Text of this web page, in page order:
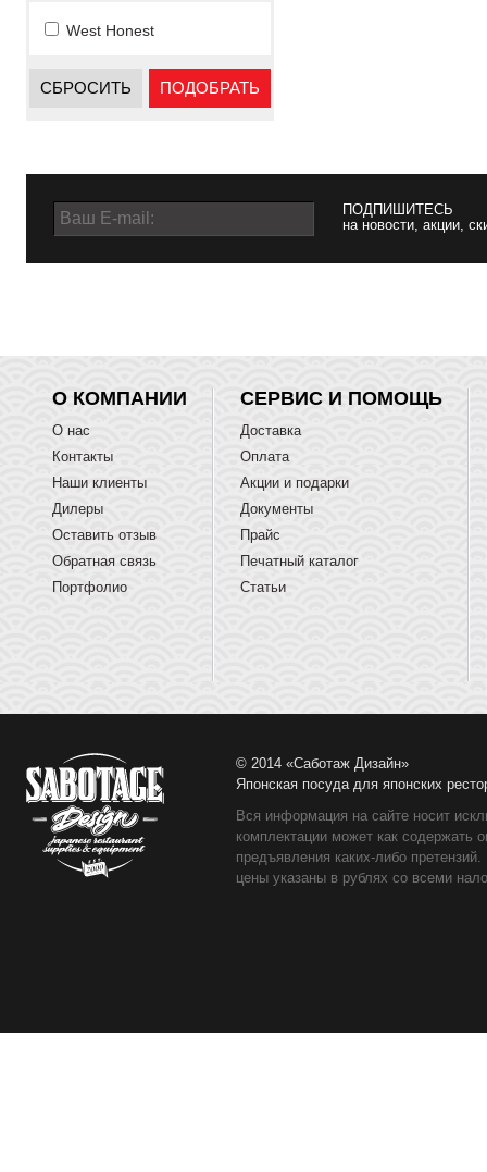
West Honest
СБРОСИТЬ ПОДОБРАТЬ
ПОДПИШИТЕСЬ
на новости, акции,
О КОМПАНИИ
О нас
Контакты
Наши клиенты
Дилеры
Оставить отзыв
Обратная связь
Портфолио
СЕРВИС И ПОМОЩЬ
Доставка
Оплата
Акции и подарки
Документы
Прайс
Печатный каталог
Статьи
© 2014 «Саботаж Дизайн»
Японская посуда для японских
Вся информация на сайте носит
комплектации может как содержать
предъявления каких-либо
цены указаны в рублях со всеми